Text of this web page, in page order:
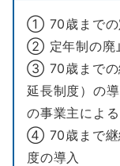
① 70歳までの
② 定年制の廃
③ 70歳までの
延長制度）の
の事業主による
④ 70歳まで継
度の導入